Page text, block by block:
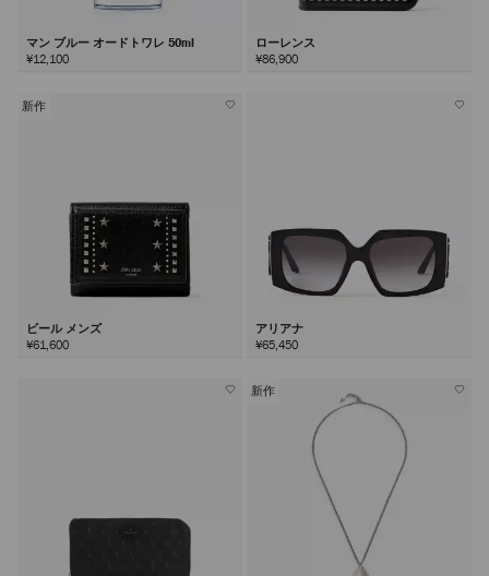
マン ブルー オードトワレ 50ml
¥12,100
ローレンス
¥86,900
新作
ビール メンズ
¥61,600
アリアナ
¥65,450
新作